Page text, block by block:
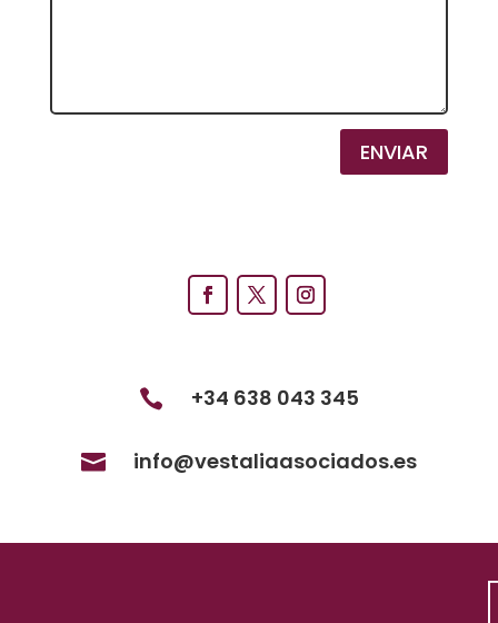
ENVIAR
 +34 638 043 345
 info@vestaliaasociados.es